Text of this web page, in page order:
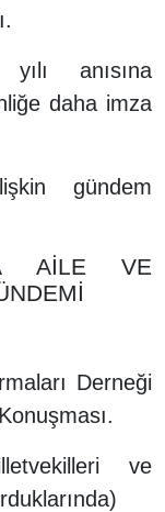
anısına
daha imza
gündem
AİLE VE
Derneği
ve